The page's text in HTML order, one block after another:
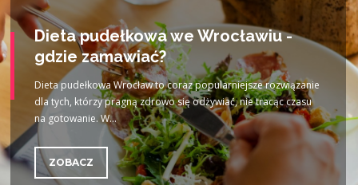
Dieta pudełkowa we Wrocławiu -
gdzie zamawiać?
​Dieta pudełkowa Wrocław to coraz popularniejsze rozwiązanie
dla tych, którzy pragną zdrowo się odżywiać, nie tracąc czasu
na gotowanie. W...
ZOBACZ